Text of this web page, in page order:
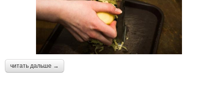
читать дальше →